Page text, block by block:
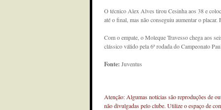
O técnico Alex Alves tirou Cesinha aos 38 e
até o final, mas não conseguiu aumentar o placar.
Com o empate, o Moleque Travesso chega aos
clássico válido pela 6ª rodada do Campeonato
Fonte: Juventus
Atenção: Algumas notícias são reproduções de
não divulgadas pelo clube. Utilize o espaço de